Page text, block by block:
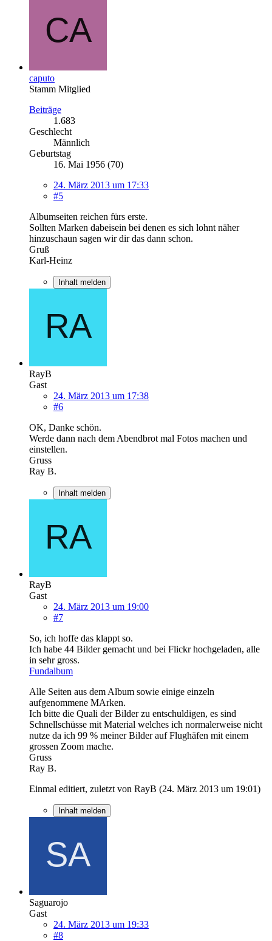
caputo
Stamm Mitglied
Beiträge
1.683
Geschlecht
Männlich
Geburtstag
16. Mai 1956 (70)
24. März 2013 um 17:33
#5
Albumseiten reichen fürs erste.
Sollten Marken dabeisein bei denen es sich lohnt näher
hinzuschaun sagen wir dir das dann schon.
Gruß
Karl-Heinz
Inhalt melden
RayB
Gast
24. März 2013 um 17:38
#6
OK, Danke schön.
Werde dann nach dem Abendbrot mal Fotos machen und
einstellen.
Gruss
Ray B.
Inhalt melden
RayB
Gast
24. März 2013 um 19:00
#7
So, ich hoffe das klappt so.
Ich habe 44 Bilder gemacht und bei Flickr hochgeladen, alle
in sehr gross.
Fundalbum
Alle Seiten aus dem Album sowie einige einzeln
aufgenommene MArken.
Ich bitte die Quali der Bilder zu entschuldigen, es sind
Schnellschüsse mit Material welches ich normalerweise nicht
nutze da ich 99 % meiner Bilder auf Flughäfen mit einem
grossen Zoom mache.
Gruss
Ray B.
Einmal editiert, zuletzt von RayB (24. März 2013 um 19:01)
Inhalt melden
Saguarojo
Gast
24. März 2013 um 19:33
#8